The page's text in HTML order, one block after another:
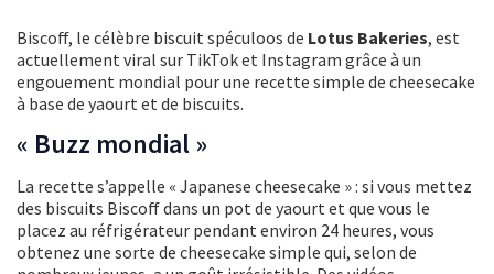
Biscoff, le célèbre biscuit spéculoos de Lotus Bakeries, est
actuellement viral sur TikTok et Instagram grâce à un
engouement mondial pour une recette simple de cheesecake
à base de yaourt et de biscuits.
« Buzz mondial »
La recette s’appelle « Japanese cheesecake » : si vous mettez
des biscuits Biscoff dans un pot de yaourt et que vous le
placez au réfrigérateur pendant environ 24 heures, vous
obtenez une sorte de cheesecake simple qui, selon de